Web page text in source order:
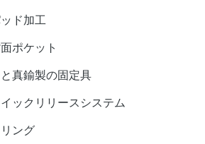
ド加工
ポケット
真鍮製の固定具
ックリリースシステム
ング